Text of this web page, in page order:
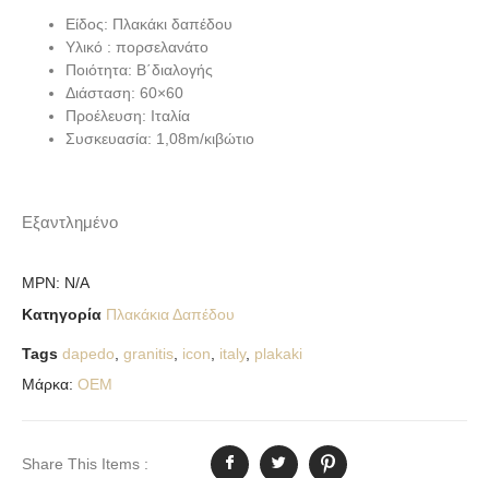
Είδος: Πλακάκι δαπέδου
Υλικό : πορσελανάτο
Ποιότητα: B΄διαλογής
Διάσταση: 60×60
Προέλευση: Ιταλία
Συσκευασία: 1,08m/κιβώτιο
Εξαντλημένο
MPN: N/A
Κατηγορία Πλακάκια Δαπέδου
Tags dapedo granitis icon italy, plakaki
Μάρκα: OEM
Share This Items :